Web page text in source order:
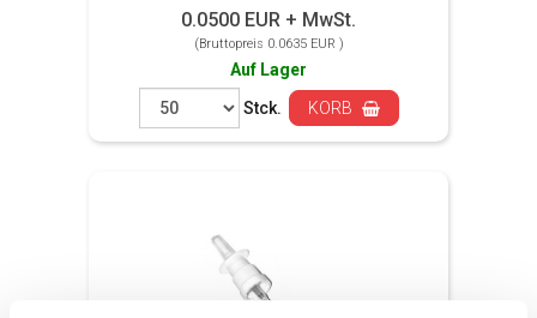
0.0500 EUR + MwSt.
(Bruttopreis 0.0635 EUR )
Auf Lager
Stck.
KORB